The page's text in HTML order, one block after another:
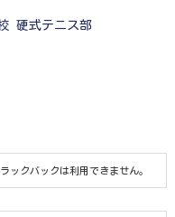
硬式テニス部
ラックバックは利用できません。